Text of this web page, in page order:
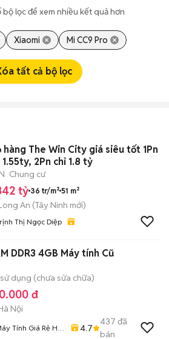
lọc để xem nhiều kết quả hơn
Xiaomi Mi CC9 Pro
tất cả bộ lọc
hàng The Win City giá siêu tốt 1Pn
1.55ty, 2Pn chỉ 1.8 tỷ
Chung cư
tỷ 36 tr/m² 51 m²
An (Tây Ninh mới)
Thị Ngọc Diệp
DDR3 4GB Máy tính Cũ
dụng (chưa sửa chữa)
đ
Nội
Tính Giá Rẻ Hà
4.7
437 đã
bán